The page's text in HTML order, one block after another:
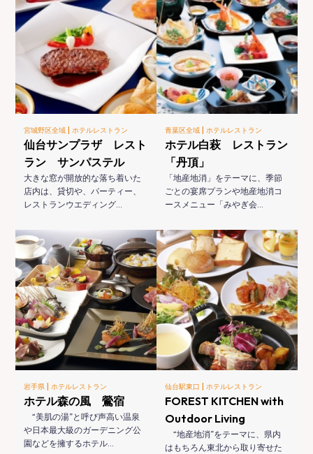
宮城野区全域 | ホテルレストラン
仙台サンプラザ レスト
ラン サンパステル
大きな窓が開放的な落ち着いた
店内は、貸切や、パーティー、
レストランウエディング…
青葉区全域 | ホテルレストラン
ホテル白萩 レストラン
「丹頂」
「地産地消」をテーマに、季節
ごとの宴席プランや地産地消コ
ースメニュー「みやぎ会…
岩手県 |ホテルレストラン
ホテル森の風 鶯宿
“美肌の湯”と呼び声高い温泉
や日本最大級のガーデニング公
園などを擁するホテル…
仙台駅東口 | ホテルレストラン
FOREST KITCHEN with
Outdoor Living
“地産地消”をテーマに、県内
はもちろん東北から取り寄せた